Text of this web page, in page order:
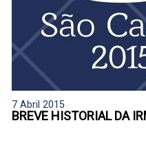
7 Abril 2015
BREVE HISTORIAL DA